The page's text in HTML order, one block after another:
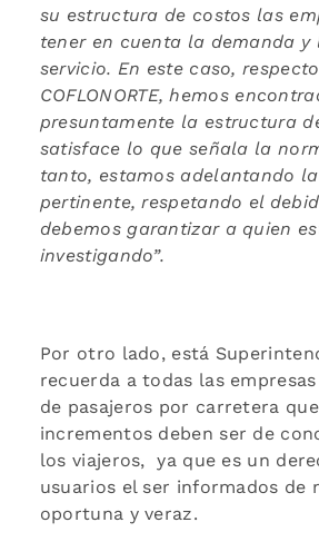
su estructura de costos las
tener en cuenta la demanda y
servicio. En este caso,
COFLONORTE, hemos
presuntamente la estructura
satisface lo que señala la
tanto, estamos adelantando
pertinente, respetando el
debemos garantizar a quien
investigando”.
Por otro lado, está
recuerda a todas las
de pasajeros por carretera
incrementos deben ser de
los viajeros, ya que es un
usuarios el ser informados de
oportuna y veraz.